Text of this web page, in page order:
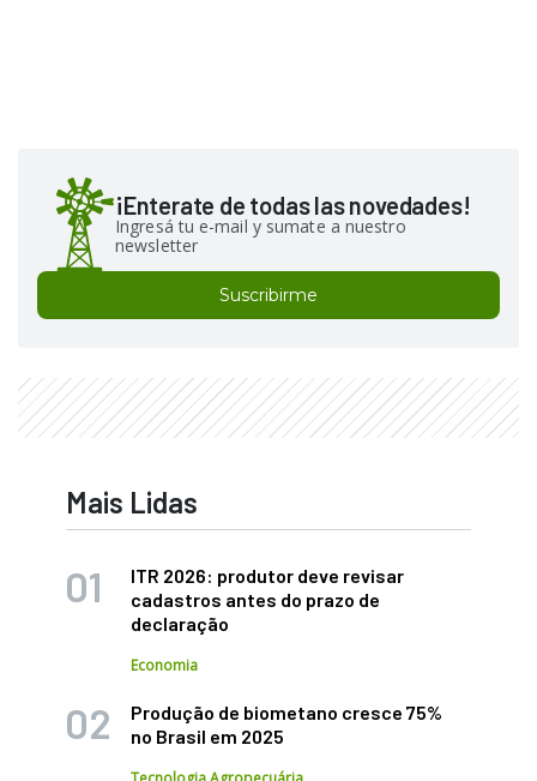
¡Enterate de todas las novedades!
Ingresá tu e-mail y sumate a nuestro
newsletter
Suscribirme
Mais Lidas
ITR 2026: produtor deve revisar
cadastros antes do prazo de
declaração
Economia
Produção de biometano cresce 75%
no Brasil em 2025